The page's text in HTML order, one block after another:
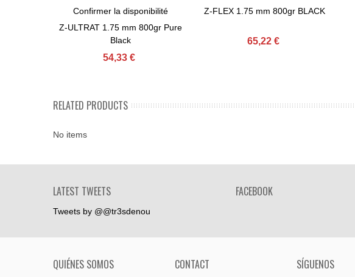
View More
Confirmer la disponibilité
Z-ULTRAT 1.75 mm 800gr Pure
Black
54,33 €
Ajouter Au Panier
Z-FLEX 1.75 mm 800gr BLACK
65,22 €
RELATED PRODUCTS
No items
LATEST TWEETS
Tweets by @@tr3sdenou
FACEBOOK
QUIÉNES SOMOS CONTACT SÍGUENOS